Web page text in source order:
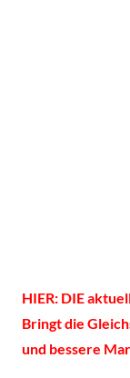
HIER: DIE
Bringt die
und bessere